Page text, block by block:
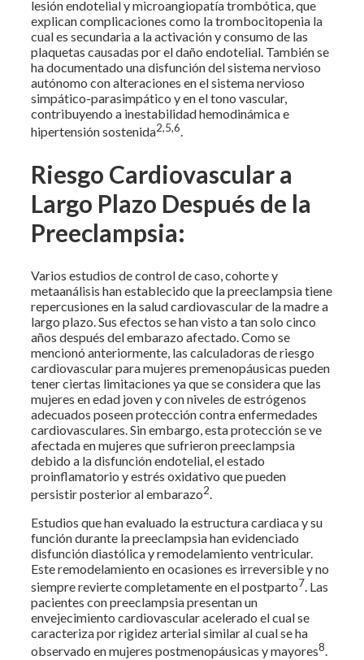
lesión endotelial y microangiopatía trombótica, que
explican complicaciones como la trombocitopenia la
cual es secundaria a la activación y consumo de las
plaquetas causadas por el daño endotelial. También se
ha documentado una disfunción del sistema nervioso
autónomo con alteraciones en el sistema nervioso
simpático-parasimpático y en el tono vascular,
contribuyendo a inestabilidad hemodinámica e
hipertensión sostenida2,5,6.
Riesgo Cardiovascular a
Largo Plazo Después de la
Preeclampsia:
Varios estudios de control de caso, cohorte y
metaanálisis han establecido que la preeclampsia tiene
repercusiones en la salud cardiovascular de la madre a
largo plazo. Sus efectos se han visto a tan solo cinco
años después del embarazo afectado. Como se
mencionó anteriormente, las calculadoras de riesgo
cardiovascular para mujeres premenopáusicas pueden
tener ciertas limitaciones ya que se considera que las
mujeres en edad joven y con niveles de estrógenos
adecuados poseen protección contra enfermedades
cardiovasculares. Sin embargo, esta protección se ve
afectada en mujeres que sufrieron preeclampsia
debido a la disfunción endotelial, el estado
proinflamatorio y estrés oxidativo que pueden
persistir posterior al embarazo2.
Estudios que han evaluado la estructura cardiaca y su
función durante la preeclampsia han evidenciado
disfunción diastólica y remodelamiento ventricular.
Este remodelamiento en ocasiones es irreversible y no
siempre revierte completamente en el postparto7. Las
pacientes con preeclampsia presentan un
envejecimiento cardiovascular acelerado el cual se
caracteriza por rigidez arterial similar al cual se ha
observado en mujeres postmenopáusicas y mayores8.